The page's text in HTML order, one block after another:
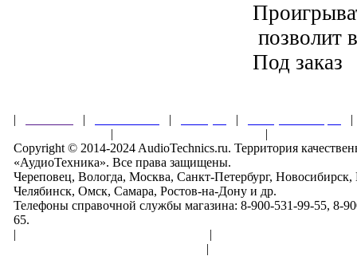
позволит
Под заказ
| | | |
|
|
Copyright © 2014-2024 AudioTechnics.ru. Территория
«АудиоТехника». Все права защищены.
Череповец, Вологда, Москва, Санкт-Петербург,
Челябинск, Омск, Самара, Ростов-на-Дону и др.
Телефоны справочной службы магазина: 8-900-531-99-55, 8-
65.
|
|
|